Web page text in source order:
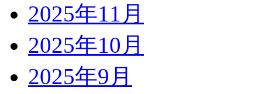
2025年11月
2025年10月
2025年9月